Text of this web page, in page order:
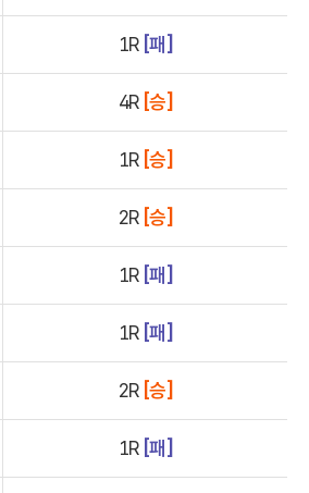
1R [패]
4R [승]
1R [승]
2R [승]
1R [패]
1R [패]
2R [승]
1R [패]